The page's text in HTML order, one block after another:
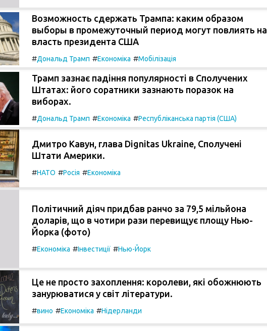
Возможность сдержать Трампа: каким образом
выборы в промежуточный период могут повлиять на
власть президента США
#Дональд Трамп #Економіка #Мобілізація
Трамп зазнає падіння популярності в Сполучених
Штатах: його соратники зазнають поразок на
виборах.
#Дональд Трамп #Економіка #Республіканська партія (США)
Дмитро Кавун, глава Dignitas Ukraine, Сполучені
Штати Америки.
#НАТО #Росія #Економіка
Політичний діяч придбав ранчо за 79,5 мільйона
доларів, що в чотири рази перевищує площу Нью-
Йорка (фото)
#Економіка #Інвестиції #Нью-Йорк
Це не просто захоплення: королеви, які обожнюють
занурюватися у світ літератури.
#вино #Економіка #Нідерланди